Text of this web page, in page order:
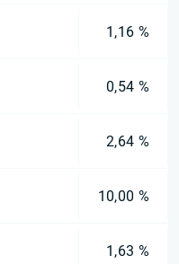
1,16 %
0,54 %
2,64 %
10,00 %
1,63 %